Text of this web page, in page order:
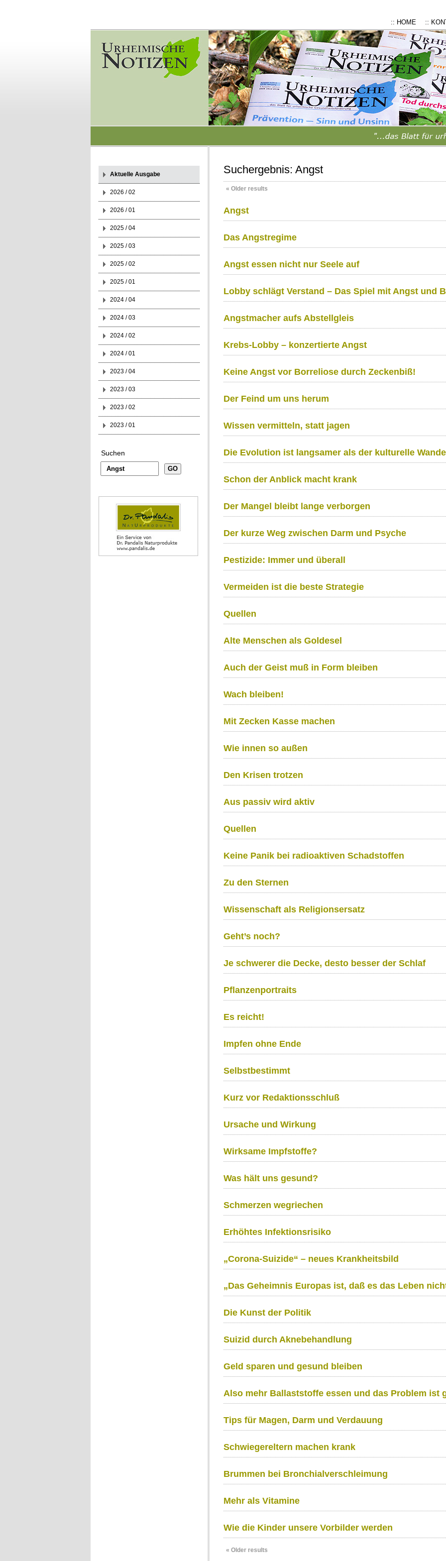
:: HOME ::
Suchergebnis: Angst
« Older results
Angst
Das Angstregime
Angst essen nicht nur Seele auf
Lobby schlägt Verstand – Das Spiel mit Angst und
Angstmacher aufs Abstellgleis
Krebs-Lobby – konzertierte Angst
Keine Angst vor Borreliose durch Zeckenbiß!
Der Feind um uns herum
Wissen vermitteln, statt jagen
Die Evolution ist langsamer als der kulturelle
Schon der Anblick macht krank
Der Mangel bleibt lange verborgen
Der kurze Weg zwischen Darm und Psyche
Pestizide: Immer und überall
Vermeiden ist die beste Strategie
Quellen
Alte Menschen als Goldesel
Auch der Geist muß in Form bleiben
Wach bleiben!
Mit Zecken Kasse machen
Wie innen so außen
Den Krisen trotzen
Aus passiv wird aktiv
Quellen
Keine Panik bei radioaktiven Schadstoffen
Zu den Sternen
Wissenschaft als Religionsersatz
Geht’s noch?
Je schwerer die Decke, desto besser der Schlaf
Pflanzenportraits
Es reicht!
Impfen ohne Ende
Selbstbestimmt
Kurz vor Redaktionsschluß
Ursache und Wirkung
Wirksame Impfstoffe?
Was hält uns gesund?
Schmerzen wegriechen
Erhöhtes Infektionsrisiko
„Corona-Suizide“ – neues Krankheitsbild
„Das Geheimnis Europas ist, daß es das Leben
Die Kunst der Politik
Suizid durch Aknebehandlung
Geld sparen und gesund bleiben
Also mehr Ballaststoffe essen und das Problem ist
Tips für Magen, Darm und Verdauung
Schwiegereltern machen krank
Brummen bei Bronchialverschleimung
Mehr als Vitamine
Wie die Kinder unsere Vorbilder werden
« Older results
Aktuelle Ausgabe
2026 / 02
2026 / 01
2025 / 04
2025 / 03
2025 / 02
2025 / 01
2024 / 04
2024 / 03
2024 / 02
2024 / 01
2023 / 04
2023 / 03
2023 / 02
2023 / 01
Suchen